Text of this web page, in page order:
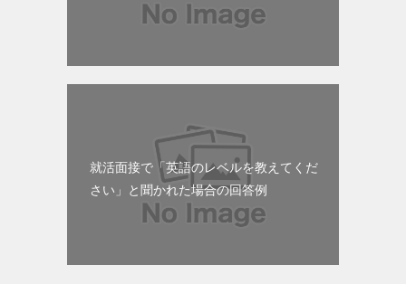
就活面接で「英語のレベルを教えてくだ
さい」と聞かれた場合の回答例